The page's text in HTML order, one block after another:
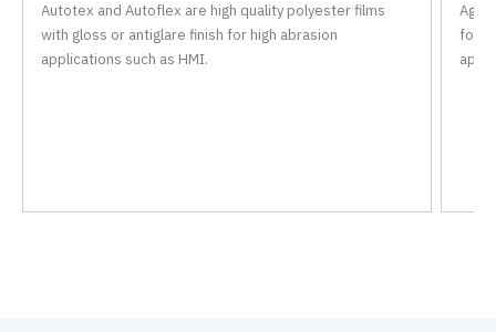
Autotex and Autoflex are high quality polyester films
with gloss or antiglare finish for high abrasion
applications such as HMI.